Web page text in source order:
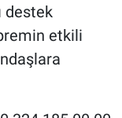
destek
etkili